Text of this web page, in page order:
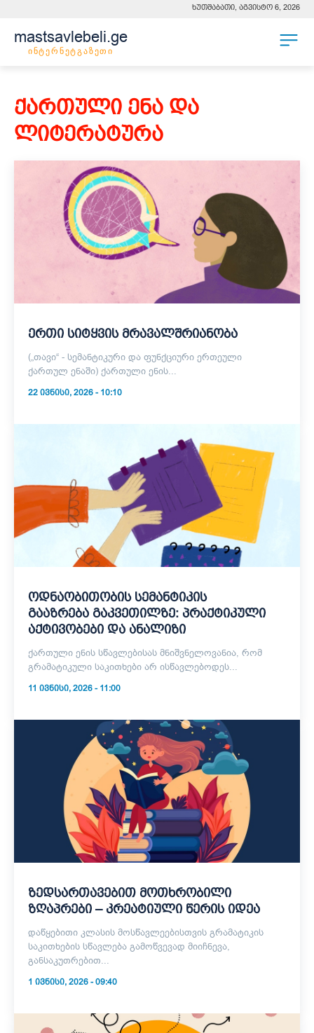
ხუთშაბათი, აგვისტო 6, 2026
mastsavlebeli.ge
ინტერნეტგაზეთი
ᲥᲐᲠᲗᲣᲚᲘ ᲔᲜᲐ ᲓᲐ
ᲚᲘᲢᲔᲠᲐᲢᲣᲠᲐ
ერთი სიტყვის მრავალშრიანობა
(„თავი“ - სემანტიკური და ფუნქციური ერთეული
ქართულ ენაში) ქართული ენის...
22 ᲘᲕᲜᲘᲡᲘ, 2026 - 10:10
ოდნაობითობის სემანტიკის
გააზრება გაკვეთილზე: პრაქტიკული
აქტივობები და ანალიზი
ქართული ენის სწავლებისას მნიშვნელოვანია, რომ
გრამატიკული საკითხები არ ისწავლებოდეს...
11 ᲘᲕᲜᲘᲡᲘ, 2026 - 11:00
ზედსართავებით მოთხრობილი
ზღაპრები – კრეატიული წერის იდეა
დაწყებითი კლასის მოსწავლეებისთვის გრამატიკის
საკითხების სწავლება გამოწვევად მიიჩნევა,
განსაკუთრებით...
1 ᲘᲕᲜᲘᲡᲘ, 2026 - 09:40